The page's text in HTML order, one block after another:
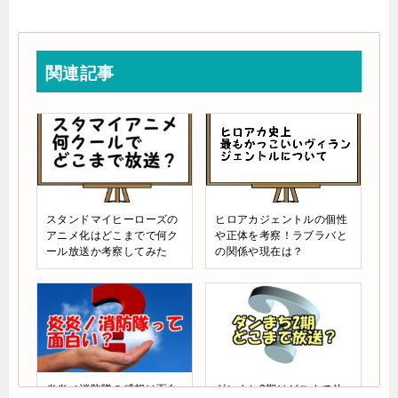
関連記事
スタンドマイヒーローズの
アニメ化はどこまでで何ク
ール放送か考察してみた
ヒロアカジェントルの個性
や正体を考察！ラブラバと
の関係や現在は？
炎炎ノ消防隊の感想は面白
ダンまち2期はどこまで放